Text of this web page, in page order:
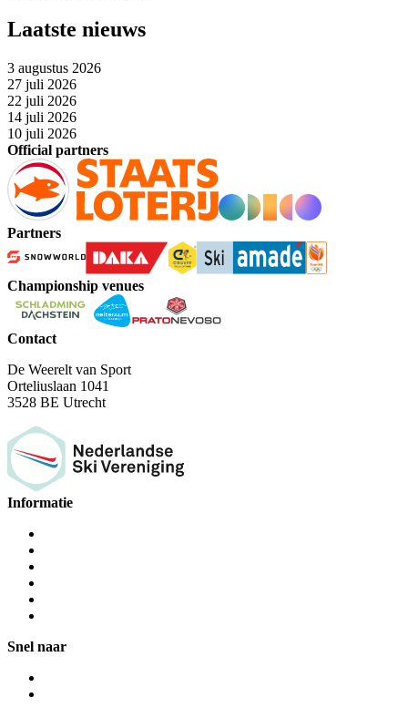
Laatste nieuws
3 augustus 2026
27 juli 2026
22 juli 2026
14 juli 2026
10 juli 2026
Official partners
Partners
Championship venues
Contact
De Weerelt van Sport
Orteliuslaan 1041
3528 BE Utrecht
Informatie
Snel naar